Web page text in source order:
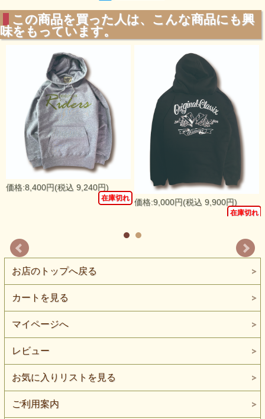
この商品を買った人は、こんな商品にも興
味をもっています。
価格:8,400円(税込 9,240円)
在庫切れ
価格:9,000円(税込 9,900円)
在庫切れ
お店のトップへ戻る
カートを見る
マイページへ
レビュー
お気に入りリストを見る
ご利用案内